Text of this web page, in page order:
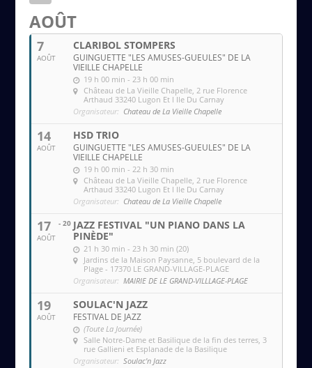
iAOÛT
7
AOÛT
CLARIBOL STOMPERS
GUINGUETTE "LES AMUSES-GUEULES" DE LA
VIEILLE CHAPELLE
19 h 00 min - 23 h 00 min
Château de La Vieille Chapelle, 2 rue Florence
Arthaud 33240 Lugon Et l Ile Du Carnay
Organisateur: Chateau de La Vieille Chapelle
14
AOÛT
HSD TRIO
GUINGUETTE "LES AMUSES-GUEULES" DE LA
VIEILLE CHAPELLE
19 h 00 min - 22 h 30 min
Château de La Vieille Chapelle, 2 rue Florence
Arthaud 33240 Lugon Et l Ile Du Carnay
Organisateur: Chateau de La Vieille Chapelle
17
AOÛT
- 20 JAZZ FESTIVAL "UN PIANO DANS LA
PINÈDE"
21 h 30 min - 23 h 30 min (20)
Jardins de la Maison Paysanne, 5 boulevard de la
Plage - 17370 LE GRAND-VILLAGE-PLAGE
Organisateur: MAIRIE DE LE GRAND-VILLLAGE-PLAGE
19
AOÛT
SOULAC'N JAZZ
FESTIVAL DE JAZZ
(Toute La Journée)
Salle Notre-Dame et Basilique de la fin des terres, 3
rue Gallieni et Esplanade de la Basilique
Organisateur: Soulac'n Jazz